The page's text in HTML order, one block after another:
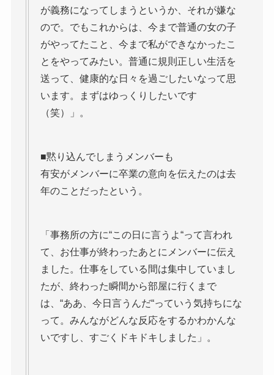
が義務になってしまうというか、それが嫌な
ので。でもこれからは、今まで普通の女の子
がやってたこと、今まで私ができなかったこ
とをやってみたい。普通に規則正しい生活を
送って、健康的な日々を過ごしたいなって思
います。まずはゆっくりしたいです
（笑）」。
■黙り込んでしまうメンバーも
有安がメンバーに卒業の意向を伝えたのは去
年のことだったという。
「事務所の方に“この日に言うよ“って言われ
て、お仕事が終わったあとにメンバーに伝え
ました。仕事をしている間は集中していまし
たが、終わった瞬間から部屋に行くまで
は、“ああ、今日言うんだ“っていう気持ちにな
って。みんながどんな反応をするかわかんな
いですし、すごくドキドキしました」。